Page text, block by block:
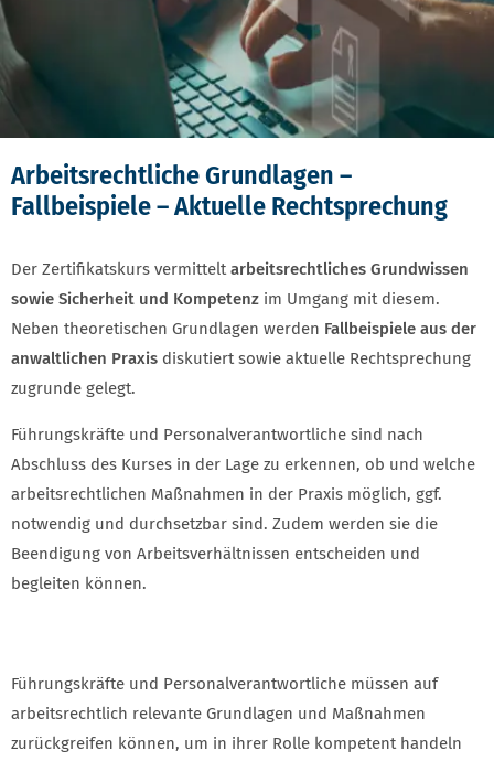
Arbeitsrechtliche Grundlagen –
Fallbeispiele – Aktuelle Rechtsprechung
Der Zertifikatskurs vermittelt arbeitsrechtliches Grundwissen
sowie Sicherheit und Kompetenz im Umgang mit diesem.
Neben theoretischen Grundlagen werden Fallbeispiele aus der
anwaltlichen Praxis diskutiert sowie aktuelle Rechtsprechung
zugrunde gelegt.
Führungskräfte und Personalverantwortliche sind nach
Abschluss des Kurses in der Lage zu erkennen, ob und welche
arbeitsrechtlichen Maßnahmen in der Praxis möglich, ggf.
notwendig und durchsetzbar sind. Zudem werden sie die
Beendigung von Arbeitsverhältnissen entscheiden und
begleiten können.
Führungskräfte und Personalverantwortliche müssen auf
arbeitsrechtlich relevante Grundlagen und Maßnahmen
zurückgreifen können, um in ihrer Rolle kompetent handeln